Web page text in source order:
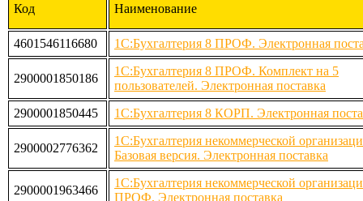
Код Наименование
4601546116680 1С:Бухгалтерия 8 ПРОФ. Электронная
2900001850186
1С:Бухгалтерия 8 ПРОФ. Комплект на 5
пользователей. Электронная поставка
2900001850445
1С:Бухгалтерия 8 КОРП. Электронная
2900002776362
1С:Бухгалтерия некоммерческой
Базовая версия. Электронная поставка
2900001963466
1С:Бухгалтерия некоммерческой
ПРОФ. Электронная поставка